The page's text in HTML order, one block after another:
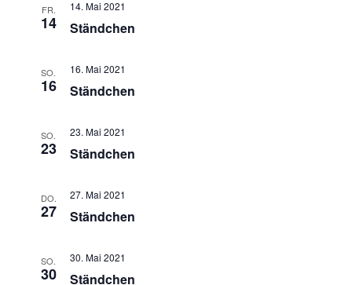
FR.
14 Ständchen
14. Mai 2021
SO.
16 Ständchen
16. Mai 2021
SO.
23 Ständchen
23. Mai 2021
DO.
27 Ständchen
27. Mai 2021
SO.
30 Ständchen
30. Mai 2021